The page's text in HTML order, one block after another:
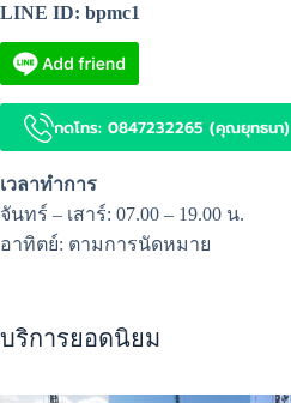
LINE ID: bpmc1
กดโทร: 0847232265 (คุณยุทธนา)
เวลาทำการ
จันทร์ – เสาร์: 07.00 – 19.00 น.
อาทิตย์: ตามการนัดหมาย
บริการยอดนิยม